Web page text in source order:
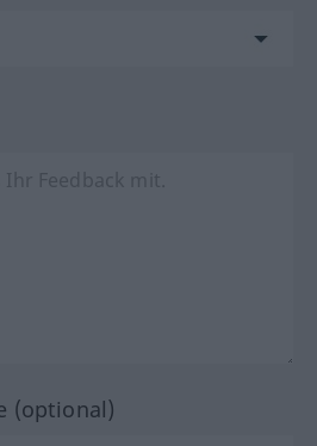
(optional)